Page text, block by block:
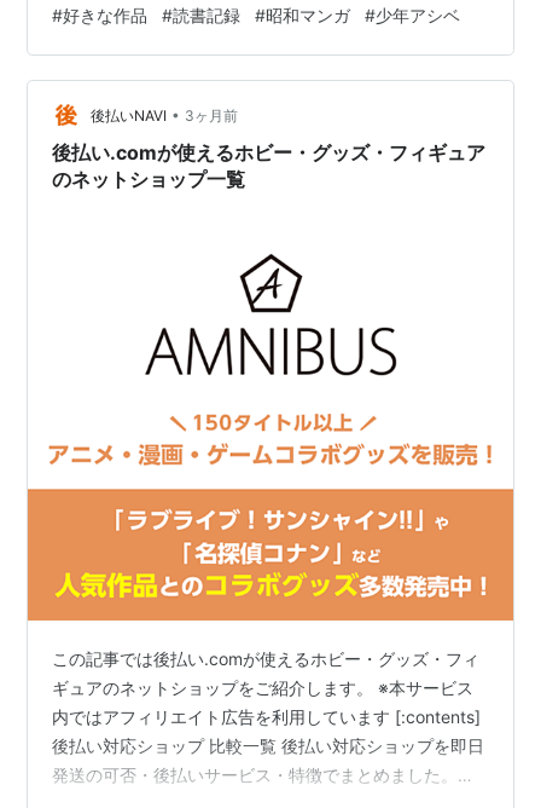
が、すでに手放していた。 もう一度読みたいと思い、ブ
ックオフを探したが見つからない。 最後には、ヤフオク
でようやく手に入れた。 どうしても読み直したかった作
品。 それが、森下裕美著『荒…
#好きな作品 #読書記録 #昭和マンガ #少年アシベ
後払いNAVI • 3ヶ月前
後払い.comが使えるホビー・グッズ・フィギュア
のネットショップ一覧
この記事では後払い.comが使えるホビー・グッズ・フィ
ギュアのネットショップをご紹介します。 ※本サービス
内ではアフィリエイト広告を利用しています [:contents]
後払い対応ショップ 比較一覧 後払い対応ショップを即日
発送の可否・後払いサービス・特徴でまとめました。気